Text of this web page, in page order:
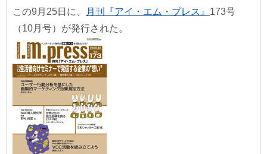
この9月25日に、 月刊『アイ・エム・プレス』 173号
（10月号）が発行された。